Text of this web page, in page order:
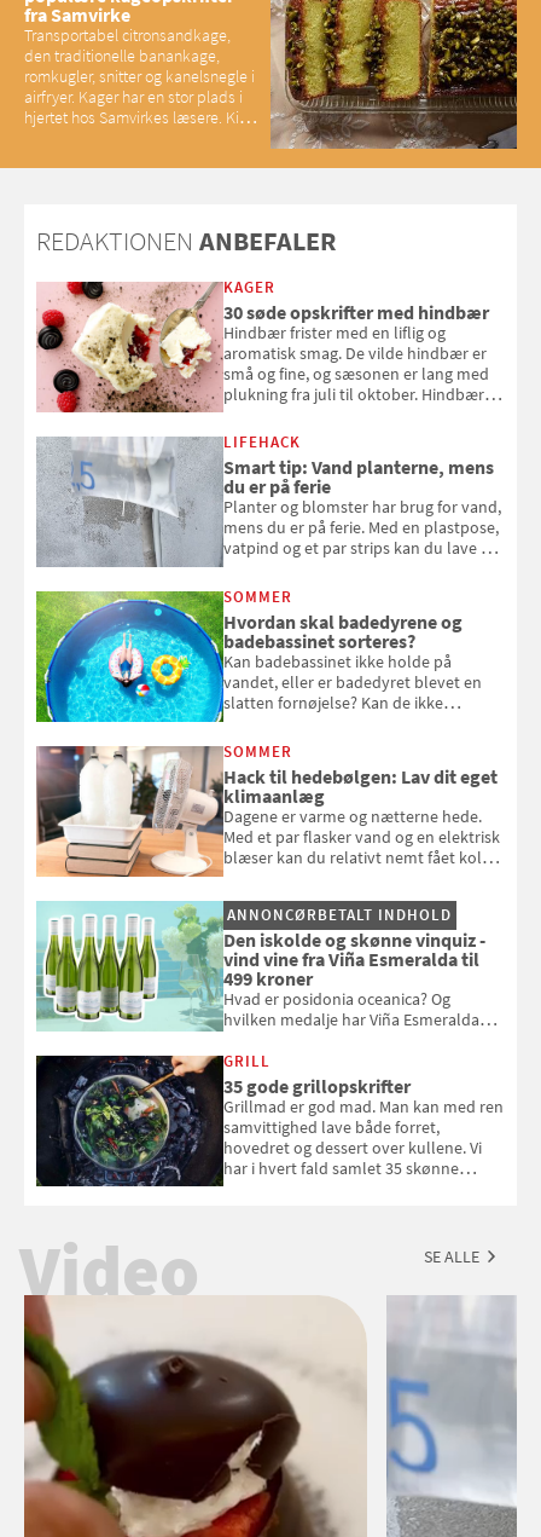
fra Samvirke
Transportabel citronsandkage,
den traditionelle banankage,
romkugler, snitter og kanelsnegle i
airfryer. Kager har en stor plads i
hjertet hos Samvirkes læsere. Kig
REDAKTIONEN ANBEFALER
KAGER
30 søde opskrifter med hindbær
Hindbær frister med en liflig og
aromatisk smag. De vilde hindbær er
små og fine, og sæsonen er lang med
plukning fra juli til oktober. Hindbær
kan bruge dine hindbær i alt fra
bagværk og salater til is og syltning.
LIFEHACK
Smart tip: Vand planterne, mens
du er på ferie
Planter og blomster har brug for vand,
mens du er på ferie. Med en plastpose,
vatpind og et par strips kan du lave dit
at bede naboen om at vande eller
komme hjem til døde planter
SOMMER
Hvordan skal badedyrene og
badebassinet sorteres?
Kan badebassinet ikke holde på
vandet, eller er badedyret blevet en
slatten fornøjelse? Kan de ikke
opmærksom, når du smider
badebassinet eller et badedyr ud
SOMMER
Hack til hedebølgen: Lav dit eget
klimaanlæg
Dagene er varme og nætterne hede.
Med et par flasker vand og en elektrisk
blæser kan du relativt nemt fået koldt
og se, hvordan du gør
ANNONCØRBETALT INDHOLD
Den iskolde og skønne vinquiz -
vind vine fra Viña Esmeralda til
499 kroner
Hvad er posidonia oceanica? Og
hvilken medalje har Viña Esmeralda
med i Samvirkes skønne vinquiz, hvor
du kan vinde 6 flasker vin fra Viña
Esmeralda. Konkurrencen slutter 1.
september 2026.
GRILL
35 gode grillopskrifter
Grillmad er god mad. Man kan med ren
samvittighed lave både forret,
hovedret og dessert over kullene. Vi
har i hvert fald samlet 35 skønne
Video SE ALLE